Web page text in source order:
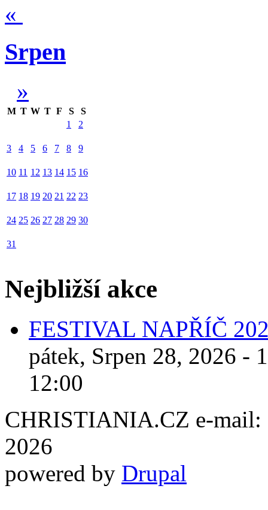
«
Srpen
»
M T W T F S
S
1
2
3 4 5 6 7 8 9
10 11 12 13 14 15 16
17 18 19 20 21 22 23
24 25 26 27 28 29 30
31
Nejbližší akce
FESTIVAL NAPŘÍČ
pátek, Srpen 28, 2026 -
12:00
CHRISTIANIA.CZ e-mail:
2026
powered by Drupal